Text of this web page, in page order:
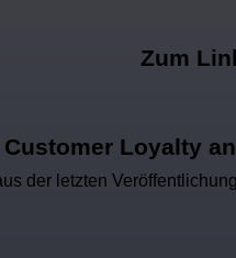
Zum
Loyalty
der letzten